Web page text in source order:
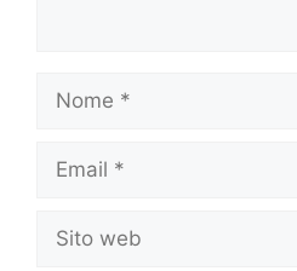
web